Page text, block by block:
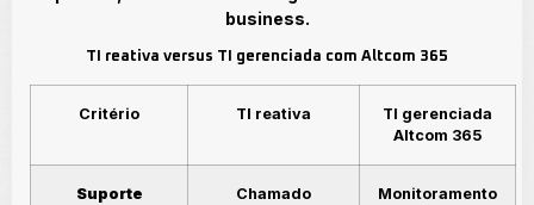
business.
TI reativa versus TI gerenciada com Altcom 365
Critério TI reativa
TI gerenciada
Altcom 365
Suporte
Chamado
Monitoramento